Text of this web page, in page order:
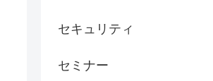
セキュリティ
セミナー